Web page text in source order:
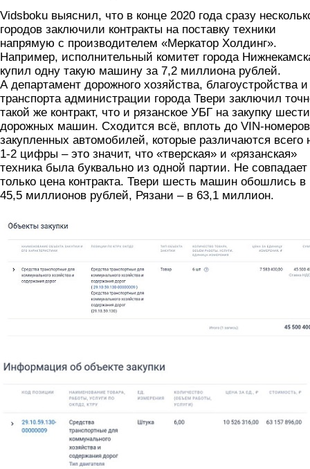
Vidsboku выяснил, что в конце 2020 года сразу
городов заключили контракты на поставку техники
напрямую с производителем «Меркатор Холдинг».
Например, исполнительный комитет города
купил одну такую машину за 7,2 миллиона рублей.
А департамент дорожного хозяйства, благоустройства и
транспорта администрации города Твери заключил
такой же контракт, что и рязанское УБГ на закупку шести
дорожных машин. Сходится всё, вплоть до VIN-номеров
закупленных автомобилей, которые различаются всего
1-2 цифры – это значит, что «тверская» и «рязанская»
техника была буквально из одной партии. Не совпадает
только цена контракта. Твери шесть машин обошлись в
45,5 миллионов рублей, Рязани – в 63,1 миллион.
skrin.jpg
skrin2.jpg